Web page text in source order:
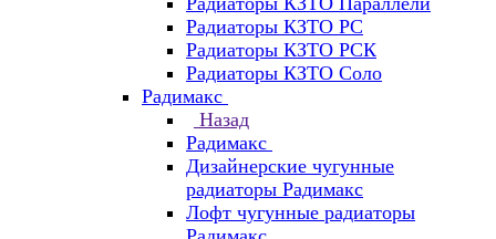
Радиаторы КЗТО РС
Радиаторы КЗТО РСК
Радиаторы КЗТО Соло
Радимакс
Назад
Радимакс
Дизайнерские чугунные
радиаторы Радимакс
Лофт чугунные радиаторы